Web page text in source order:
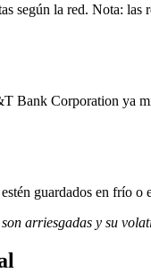
la red. Nota: las
Bank Corporation ya
guardados en frío o
arriesgadas y su